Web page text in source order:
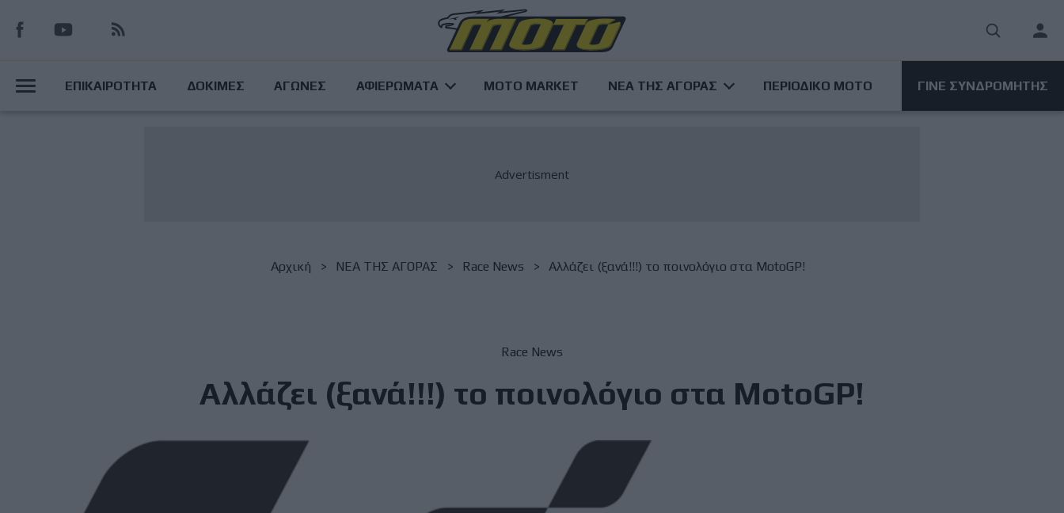
προς
κυρίως
User
MainΕΠΙΚΑΙΡΟΤΗΤΑ ΔΟΚΙΜΕΣ ΑΓΩΝΕΣ ΑΦΙΕΡΩΜΑΤΑ MOTO MARKET ΝΕΑ ΤΗΣ ΑΓΟΡΑΣ ΠΕΡΙΟΔΙΚΟ ΜΟΤΟ ΓΙΝΕ ΣΥΝΔΡΟΜΗΤΗΣ
Αρχική NΕΑ ΤΗΣ ΑΓΟΡΑΣ Race News Αλλάζει (ξανά!!!) το ποινολόγιο στα MotoGP!
Race News
Αλλάζει (ξανά!!!) το ποινολόγιο στα MotoGP!